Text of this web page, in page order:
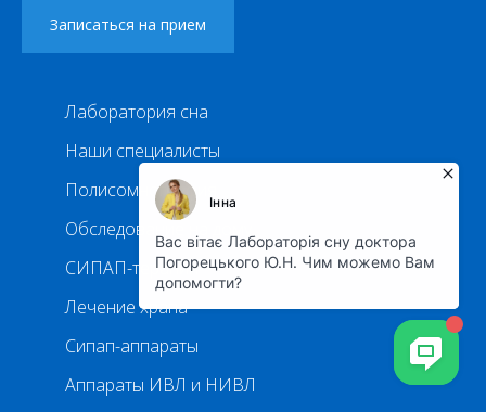
Лаборатория сна
Наши специалисты
Полисомнография
Обследование на дому
СИПАП-терапия
Лечение храпа
Сипап-аппараты
Аппараты ИВЛ и НИВЛ